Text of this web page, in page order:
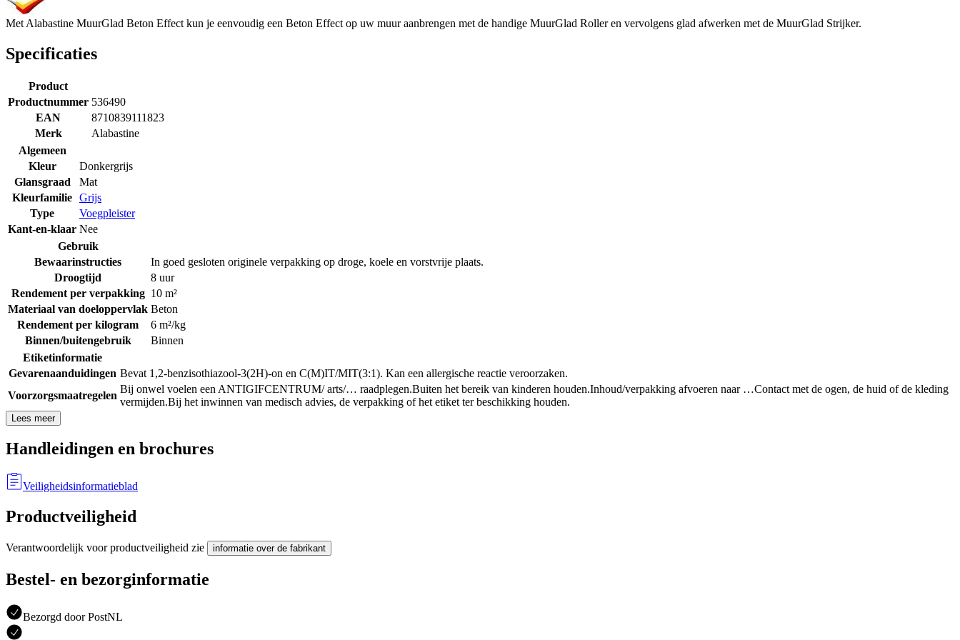
Met Alabastine MuurGlad Beton Effect kun je eenvoudig een Beton Effect op uw muur aanbrengen met de handige MuurGlad Roller en vervolgens glad afwerken met de MuurGlad Strijker.
Specificaties
Product
Productnummer 536490
EAN
8710839111823
Merk
Alabastine
Algemeen
Kleur
Donkergrijs
Glansgraad
Mat
Kleurfamilie Grijs
Type
Voegpleister
Kant-en-klaar Nee
Gebruik
Bewaarinstructies
In goed gesloten originele verpakking op droge, koele en vorstvrije plaats.
Droogtijd
8 uur
Rendement per verpakking 10 m²
Materiaal van doeloppervlak Beton
Rendement per kilogram
6 m²/kg
Binnen/buitengebruik
Binnen
Etiketinformatie
Gevarenaanduidingen Bevat 1,2-benzisothiazool-3(2H)-on en C(M)IT/MIT(3:1). Kan een allergische reactie veroorzaken.
Voorzorgsmaatregelen
Bij onwel voelen een ANTIGIFCENTRUM/ arts/… raadplegen.Buiten het bereik van kinderen houden.Inhoud/verpakking afvoeren naar …Contact met de ogen, de huid of de kleding
vermijden.Bij het inwinnen van medisch advies, de verpakking of het etiket ter beschikking houden.
Lees meer
Handleidingen en brochures
Veiligheidsinformatieblad
Productveiligheid
Verantwoordelijk voor productveiligheid zie informatie over de fabrikant
Bestel- en bezorginformatie
Bezorgd door PostNL